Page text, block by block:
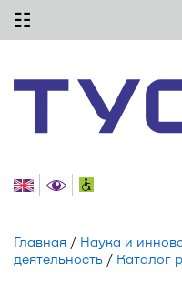
☷
Главная / Наука и
деятельность / Каталог